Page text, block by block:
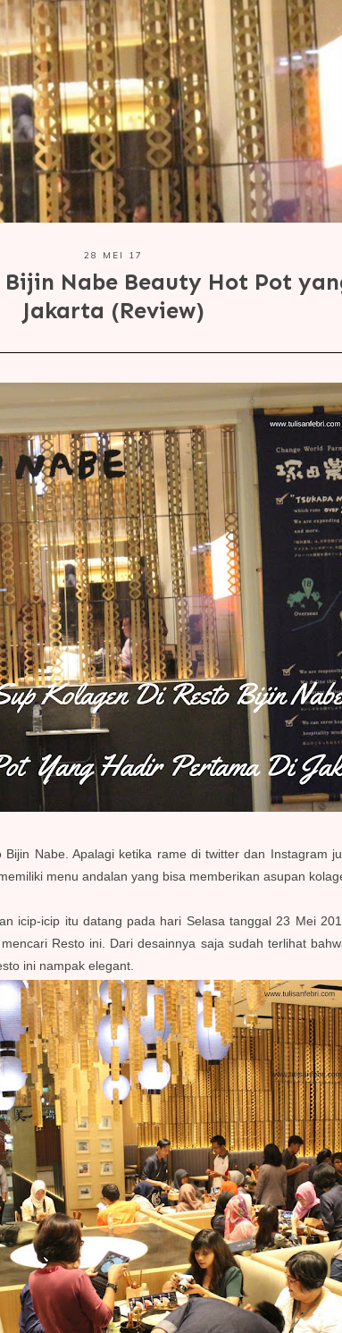
28 MEI 17
Bijin Nabe Beauty Hot Pot
Jakarta (Review)
Nabe. Apalagi ketika rame di twitter dan Instagram
menu andalan yang bisa memberikan asupan
icip-icip itu datang pada hari Selasa tanggal 23 Mei
Resto ini. Dari desainnya saja sudah terlihat
ini nampak elegant.